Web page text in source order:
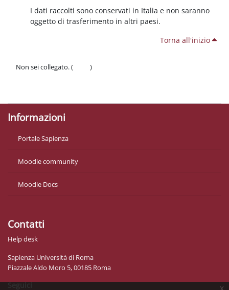
x
I dati raccolti sono conservati in Italia e non saranno
oggetto di trasferimento in altri paesi.
Torna all'inizio
Non sei collegato. (
)
Informazioni
Portale Sapienza
Moodle community
Moodle Docs
Contatti
Help desk
Sapienza Università di Roma
Piazzale Aldo Moro 5, 00185 Roma
Seguici